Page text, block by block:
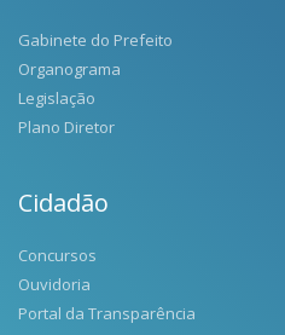
Gabinete do Prefeito
Organograma
Legislação
Plano Diretor
Cidadão
Concursos
Ouvidoria
Portal da Transparência